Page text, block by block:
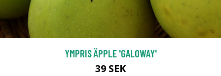
YMPRIS ÄPPLE 'GALOWAY'
39 SEK